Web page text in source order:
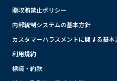
贈収賄禁止ポリシー
内部統制システムの基本方針
カスタマーハラスメントに関する基本
利用規約
標識・約款